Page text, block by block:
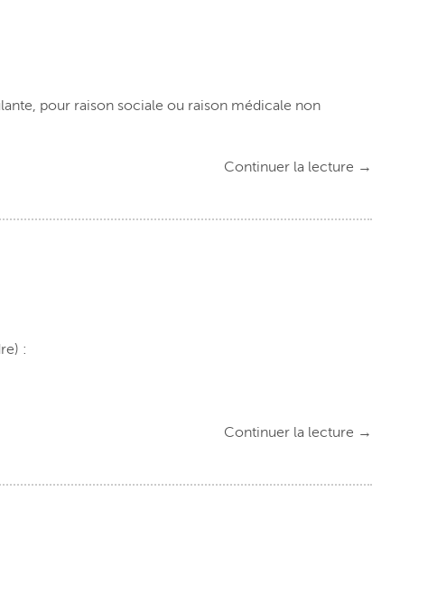
pour raison sociale ou raison médicale non
Continuer la lecture →
:
Continuer la lecture →